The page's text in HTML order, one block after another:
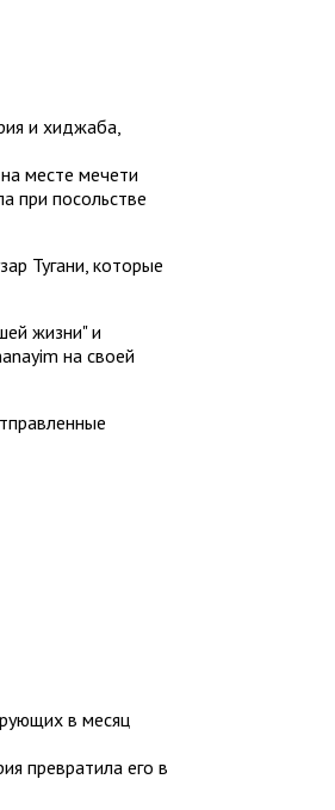
и хиджаба,
месте мечети
при посольстве
Тугани, которые
жизни" и
на своей
в месяц
превратила его в